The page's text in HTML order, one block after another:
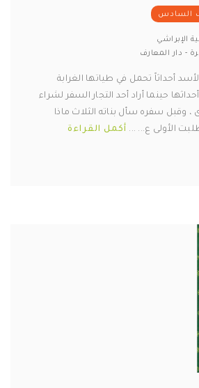
السادس
الإبراشي
- دار المعارف
أحداثاً تحمل في طياتها الغرابة
حينما أراد أحد التجار السفر لشراء
، وقبل سفره سأل بناته الثلاث ماذا
الأولى ع... ... أكمل القراءة